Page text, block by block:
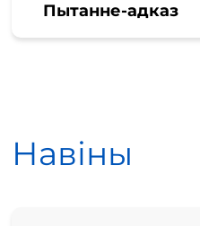
Пытанне-адказ
Навіны